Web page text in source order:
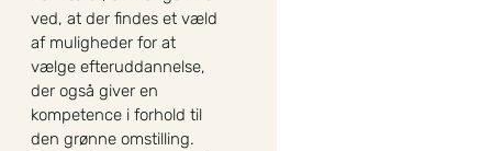
ved, at der findes et væld
af muligheder for at
vælge efteruddannelse,
der også giver en
kompetence i forhold til
den grønne omstilling.